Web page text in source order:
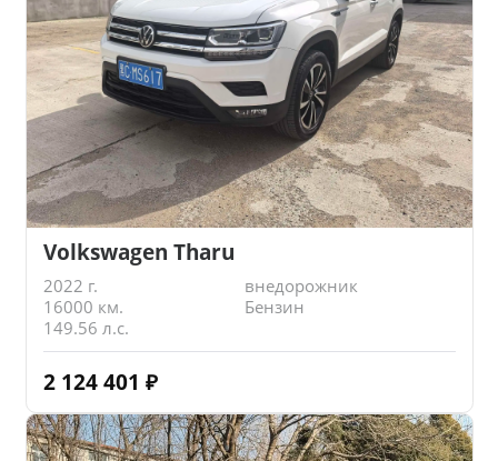
Volkswagen Tharu
2022 г.
внедорожник
16000 км.
Бензин
149.56 л.с.
2 124 401 ₽